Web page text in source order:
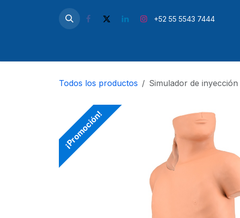
+52 55 5543 7444
Todos los productos Simulador de
¡Promoción!